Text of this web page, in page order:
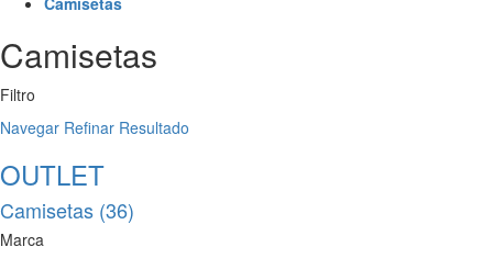
Camisetas
Filtro
Navegar Refinar Resultado
OUTLET
Camisetas (36)
Marca